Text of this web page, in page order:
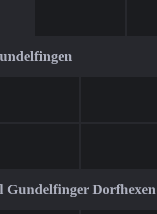
Gundelfinger Dorfhexen